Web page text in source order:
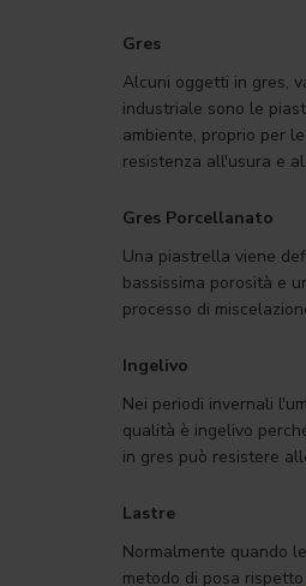
Gres
Alcuni oggetti in gres,
industriale sono le
ambiente, proprio per
resistenza all'usura e
Gres Porcellanato
Una piastrella viene
bassissima porosità e
processo di
Ingelivo
Nei periodi invernali
qualità è ingelivo
in gres può resistere
Lastre
Normalmente quando
metodo di posa